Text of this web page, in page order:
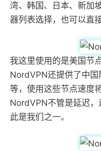
湾、韩国、日本、新加
器列表选择，也可以直
我这里使用的是美国节
NordVPN还提供了中
等，使用这些节点速度
NordVPN不管是延迟，
此是我们之一。